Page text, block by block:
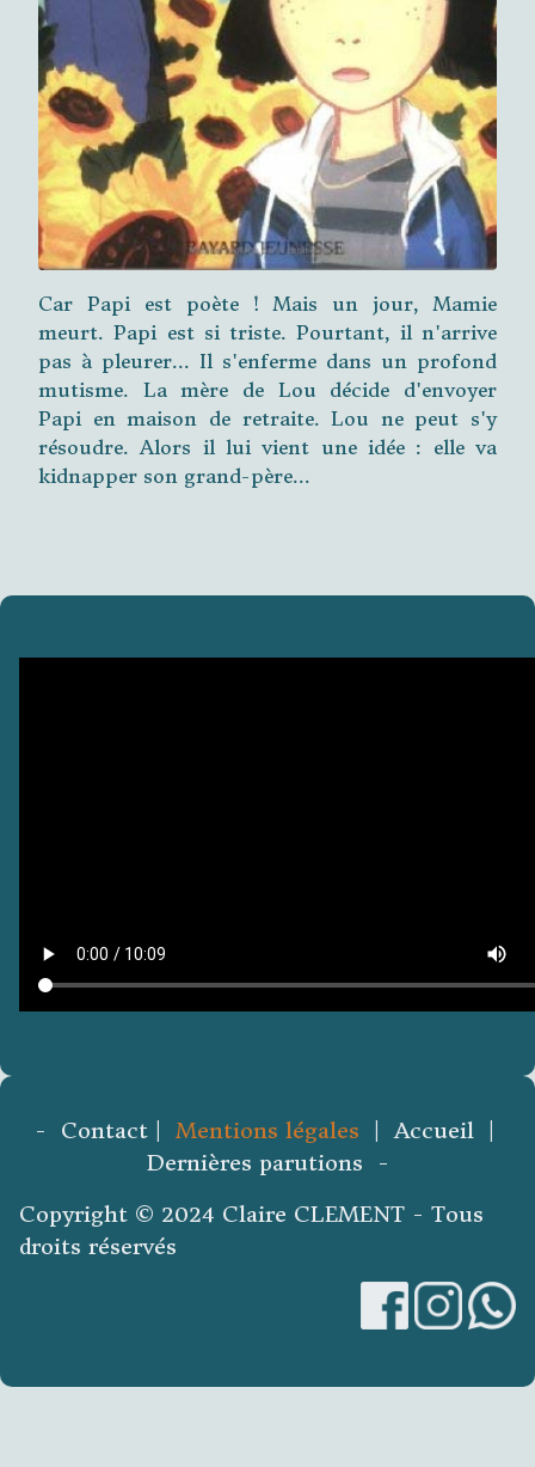
Car Papi est poète ! Mais un jour, Mamie
meurt. Papi est si triste. Pourtant, il n'arrive
pas à pleurer... Il s'enferme dans un profond
mutisme. La mère de Lou décide d'envoyer
Papi en maison de retraite. Lou ne peut s'y
résoudre. Alors il lui vient une idée : elle va
kidnapper son grand-père...
- Contact | Mentions légales | Accueil |
Dernières parutions -
Copyright © 2024 Claire CLEMENT - Tous
droits réservés